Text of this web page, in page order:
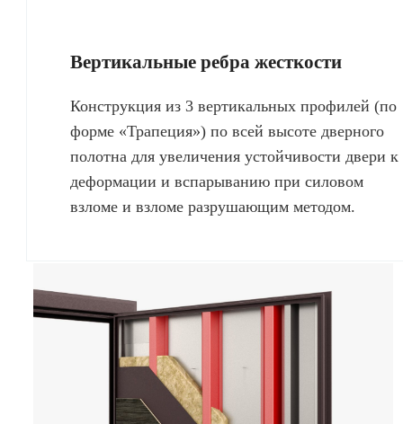
Вертикальные ребра жесткости
Конструкция из 3 вертикальных профилей (по
форме «Трапеция») по всей высоте дверного
полотна для увеличения устойчивости двери к
деформации и вспарыванию при силовом
взломе и взломе разрушающим методом.